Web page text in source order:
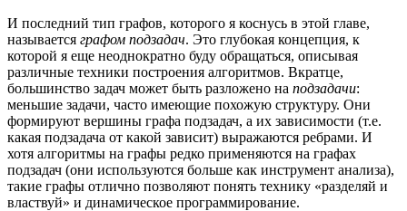
И последний тип графов, которого я коснусь в этой главе,
называется графом подзадач. Это глубокая концепция, к
которой я еще неоднократно буду обращаться, описывая
различные техники построения алгоритмов. Вкратце,
большинство задач может быть разложено на подзадачи:
меньшие задачи, часто имеющие похожую структуру. Они
формируют вершины графа подзадач, а их зависимости (т.е.
какая подзадача от какой зависит) выражаются ребрами. И
хотя алгоритмы на графы редко применяются на графах
подзадач (они используются больше как инструмент анализа),
такие графы отлично позволяют понять технику «разделяй и
властвуй» и динамическое программирование.